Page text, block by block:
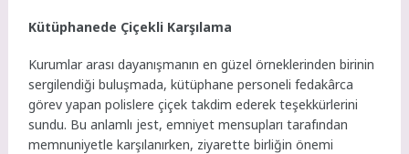
Kütüphanede Çiçekli Karşılama
Kurumlar arası dayanışmanın en güzel örneklerinden birinin
sergilendiği buluşmada, kütüphane personeli fedakârca
görev yapan polislere çiçek takdim ederek teşekkürlerini
sundu. Bu anlamlı jest, emniyet mensupları tarafından
memnuniyetle karşılanırken, ziyarette birliğin önemi